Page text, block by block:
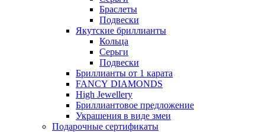
Браслеты
Подвески
Якутские бриллианты
Кольца
Серьги
Подвески
Бриллианты от 1 карата
FANCY DIAMONDS
High Jewellery
Бриллиантовое предложение
Украшения в виде змеи
Подарочные сертификаты